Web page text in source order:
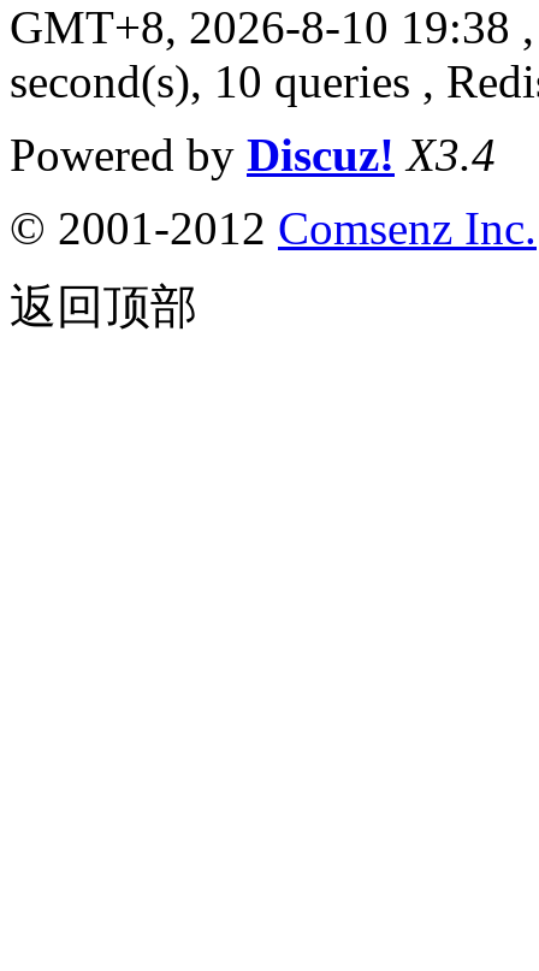
GMT+8, 2026-8-10 19:38
second(s), 10 queries ,
Powered by Discuz! X3.4
© 2001-2012 Comsenz Inc.
返回顶部